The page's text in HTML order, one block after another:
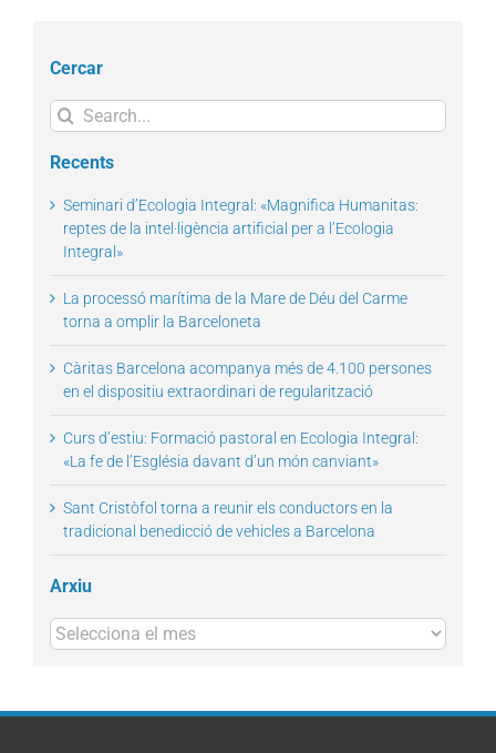
Cercar
Search
for:
Recents
Seminari d’Ecologia Integral: «Magnifica Humanitas:
reptes de la intel·ligència artificial per a l’Ecologia
Integral»
La processó marítima de la Mare de Déu del Carme
torna a omplir la Barceloneta
Càritas Barcelona acompanya més de 4.100 persones
en el dispositiu extraordinari de regularització
Curs d’estiu: Formació pastoral en Ecologia Integral:
«La fe de l’Església davant d’un món canviant»
Sant Cristòfol torna a reunir els conductors en la
tradicional benedicció de vehicles a Barcelona
Arxiu
Arxius